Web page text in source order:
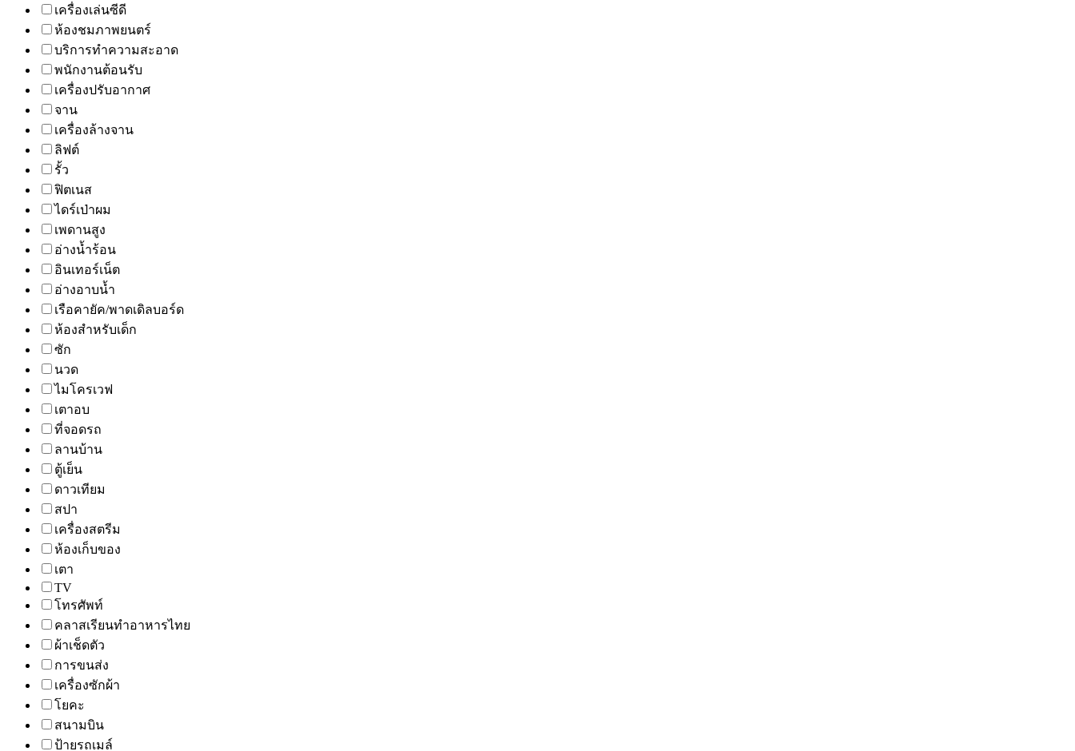
เครื่องเล่นซีดี
ห้องชมภาพยนตร์
บริการทำความสะอาด
พนักงานต้อนรับ
เครื่องปรับอากาศ
จาน
เครื่องล้างจาน
ลิฟต์
รั้ว
ฟิตเนส
ไดร์เป่าผม
เพดานสูง
อ่างน้ำร้อน
อินเทอร์เน็ต
อ่างอาบน้ำ
เรือคายัค/พาดเดิลบอร์ด
ห้องสำหรับเด็ก
ซัก
นวด
ไมโครเวฟ
เตาอบ
ที่จอดรถ
ลานบ้าน
ตู้เย็น
ดาวเทียม
สปา
เครื่องสตรีม
ห้องเก็บของ
เตา
TV
โทรศัพท์
คลาสเรียนทำอาหารไทย
ผ้าเช็ดตัว
การขนส่ง
เครื่องซักผ้า
โยคะ
สนามบิน
ป้ายรถเมล์